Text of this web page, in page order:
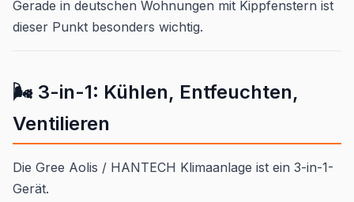
Gerade in deutschen Wohnungen mit Kippfenstern ist
dieser Punkt besonders wichtig.
🌬️ 3-in-1: Kühlen, Entfeuchten,
Ventilieren
Die Gree Aolis / HANTECH Klimaanlage ist ein 3-in-1-
Gerät.